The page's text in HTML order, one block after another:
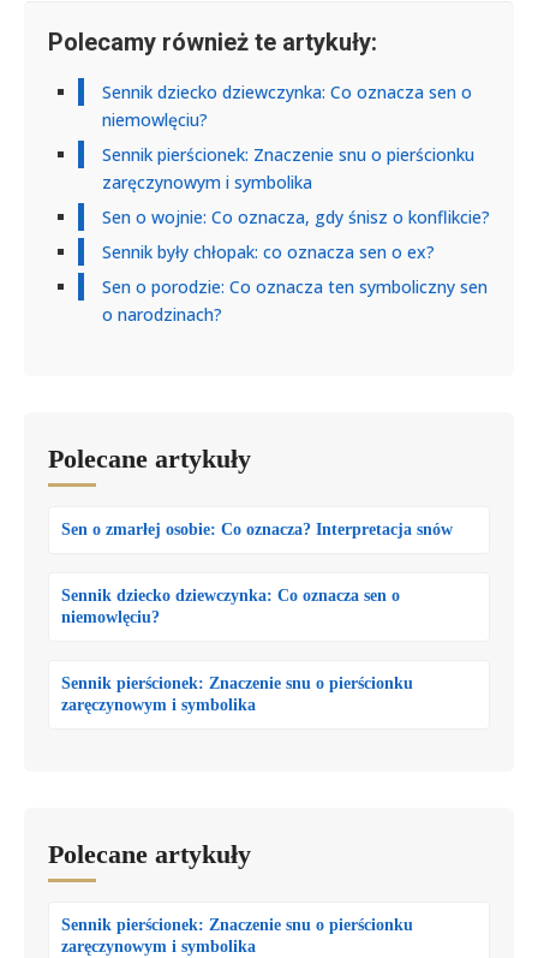
Polecamy również te artykuły:
Sennik dziecko dziewczynka: Co oznacza sen o
niemowlęciu?
Sennik pierścionek: Znaczenie snu o pierścionku
zaręczynowym i symbolika
Sen o wojnie: Co oznacza, gdy śnisz o konflikcie?
Sennik były chłopak: co oznacza sen o ex?
Sen o porodzie: Co oznacza ten symboliczny sen
o narodzinach?
Polecane artykuły
Sen o zmarłej osobie: Co oznacza? Interpretacja snów
Sennik dziecko dziewczynka: Co oznacza sen o
niemowlęciu?
Sennik pierścionek: Znaczenie snu o pierścionku
zaręczynowym i symbolika
Polecane artykuły
Sennik pierścionek: Znaczenie snu o pierścionku
zaręczynowym i symbolika